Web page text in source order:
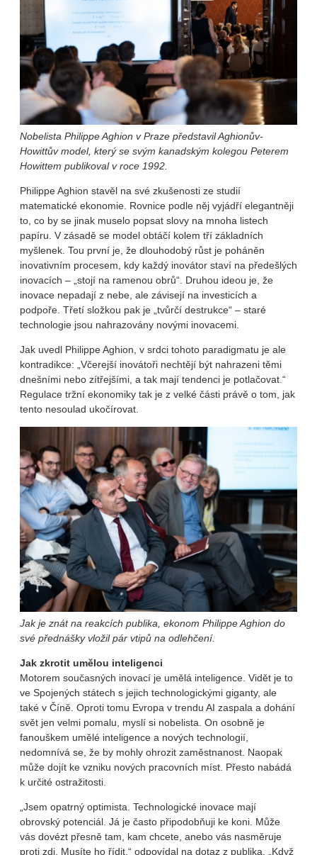
Nobelista Philippe Aghion v Praze představil Aghionův-
Howittův model, který se svým kanadským kolegou Peterem
Howittem publikoval v roce 1992.
Philippe Aghion stavěl na své zkušenosti ze studií
matematické ekonomie. Rovnice podle něj vyjádří elegantněji
to, co by se jinak muselo popsat slovy na mnoha listech
papíru. V zásadě se model obtáčí kolem tří základních
myšlenek. Tou první je, že dlouhodobý růst je poháněn
inovativním procesem, kdy každý inovátor staví na předešlých
inovacích – „stojí na ramenou obrů“. Druhou ideou je, že
inovace nepadají z nebe, ale závisejí na investicích a
podpoře. Třetí složkou pak je „tvůrčí destrukce“ – staré
technologie jsou nahrazovány novými inovacemi.
Jak uvedl Philippe Aghion, v srdci tohoto paradigmatu je ale
kontradikce: „Včerejší inovátoři nechtějí být nahrazeni těmi
dnešními nebo zítřejšími, a tak mají tendenci je potlačovat.“
Regulace tržní ekonomiky tak je z velké části právě o tom, jak
tento nesoulad ukočírovat.
Jak je znát na reakcích publika, ekonom Philippe Aghion do
své přednášky vložil pár vtipů na odlehčení.
Jak zkrotit umělou inteligenci
Motorem současných inovací je umělá inteligence. Vidět je to
ve Spojených státech s jejich technologickými giganty, ale
také v Číně. Oproti tomu Evropa v trendu AI zaspala a dohání
svět jen velmi pomalu, myslí si nobelista. On osobně je
fanouškem umělé inteligence a nových technologií,
nedomnívá se, že by mohly ohrozit zaměstnanost. Naopak
může dojít ke vzniku nových pracovních míst. Přesto nabádá
k určité ostražitosti.
„Jsem opatrný optimista. Technologické inovace mají
obrovský potenciál. Já je často připodobňuji ke koni. Může
vás dovézt přesně tam, kam chcete, anebo vás nasměruje
proti zdi. Musíte ho řídit,“ odpovídal na dotaz z publika. „Když